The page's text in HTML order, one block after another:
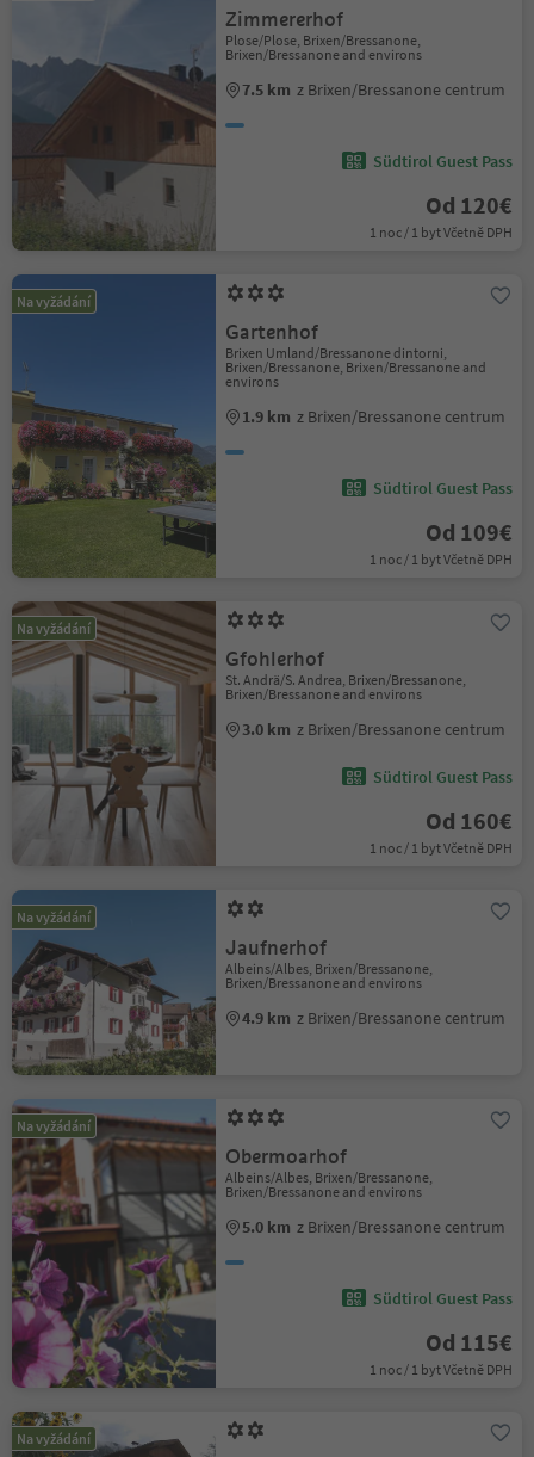
Zimmererhof
Plose/Plose, Brixen/Bressanone,
Brixen/Bressanone and environs
7.5 km z Brixen/Bressanone centrum
Südtirol Guest Pass
Od 120€
1 noc / 1 byt Včetně DPH
Na vyžádání
Gartenhof
Brixen Umland/Bressanone dintorni,
Brixen/Bressanone, Brixen/Bressanone and
environs
1.9 km z Brixen/Bressanone centrum
Südtirol Guest Pass
Od 109€
1 noc / 1 byt Včetně DPH
Na vyžádání
Gfohlerhof
St. Andrä/S. Andrea, Brixen/Bressanone,
Brixen/Bressanone and environs
3.0 km z Brixen/Bressanone centrum
Südtirol Guest Pass
Od 160€
1 noc / 1 byt Včetně DPH
Na vyžádání
Jaufnerhof
Albeins/Albes, Brixen/Bressanone,
Brixen/Bressanone and environs
4.9 km z Brixen/Bressanone centrum
Na vyžádání
Obermoarhof
Albeins/Albes, Brixen/Bressanone,
Brixen/Bressanone and environs
5.0 km z Brixen/Bressanone centrum
Südtirol Guest Pass
Od 115€
1 noc / 1 byt Včetně DPH
Na vyžádání